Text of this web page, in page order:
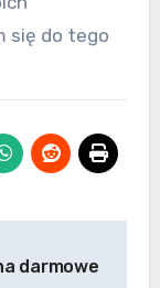
się do tego
darmowe